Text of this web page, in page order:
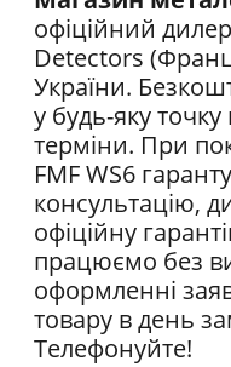
офіційний
Detectors
України.
у будь-яку
терміни. При
FMF WS6
консультацію,
офіційну
працюємо без
оформленні
товару в день
Телефонуйте!